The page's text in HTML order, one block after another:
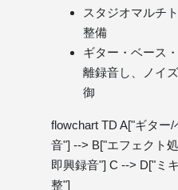
スタジオマルチ
整備
ギター・ベース
離録音し、ノイ
御
flowchart TD A["ギター
音"] --> B["エフェクト
即興録音"] C --> D["ミ
整"]